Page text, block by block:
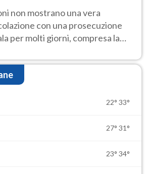
non mostrano una vera
con una prosecuzione
per molti giorni, compresa la
22° 33°
27° 31°
23° 34°